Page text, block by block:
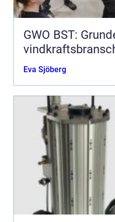
GWO BST:
Eva Sjöberg